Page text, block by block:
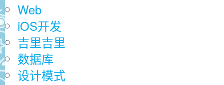
Web
iOS开发
吉里吉里
数据库
设计模式